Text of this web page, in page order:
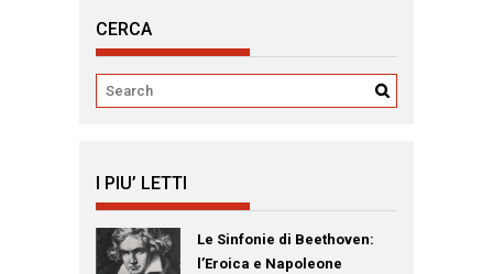
CERCA
I PIU’ LETTI
Le Sinfonie di Beethoven:
l’Eroica e Napoleone